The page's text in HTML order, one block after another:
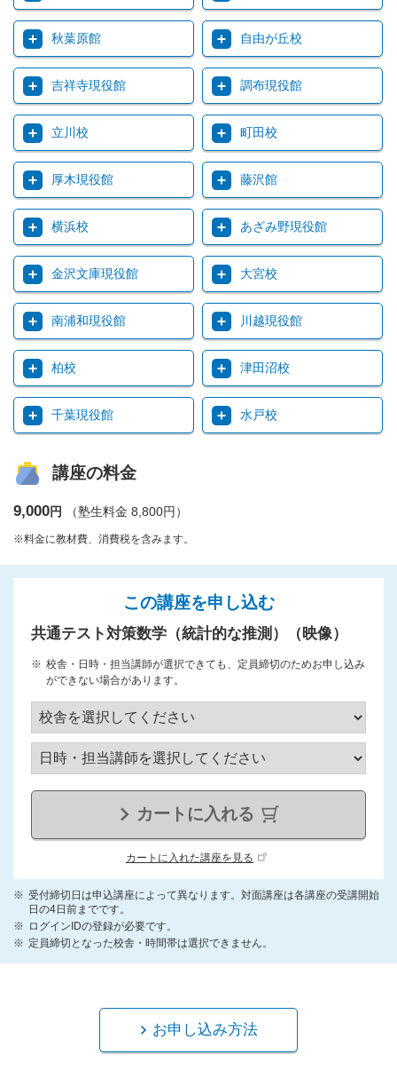
秋葉原館 自由が丘校
吉祥寺現役館 調布現役館
立川校 町田校
厚木現役館 藤沢館
横浜校 あざみ野現役館
金沢文庫現役館 大宮校
南浦和現役館 川越現役館
柏校 津田沼校
千葉現役館 水戸校
講座の料金
9,000円 （塾生料金 8,800円）
※料金に教材費、消費税を含みます。
この講座を申し込む
共通テスト対策数学（統計的な推測）（映像）
校舎・日時・担当講師が選択できても、定員締切のためお申し込み
ができない場合があります。
カートに入れる
カートに入れた講座を見る
受付締切日は申込講座によって異なります。対面講座は各講座の受講開始
日の4日前までです。
ログインIDの登録が必要です。
定員締切となった校舎・時間帯は選択できません。
お申し込み方法